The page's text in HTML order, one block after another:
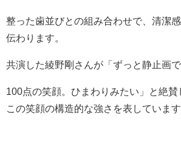
整った歯並びとの組み合わせで、清潔
伝わります。
共演した綾野剛さんが「ずっと静止画で
100点の笑顔。ひまわりみたい」と絶賛
この笑顔の構造的な強さを表しています